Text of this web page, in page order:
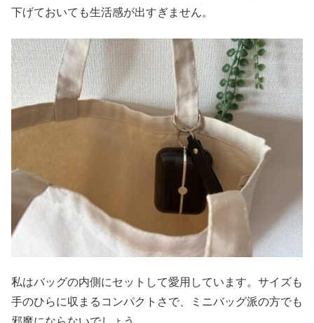
下げておいても生活感が出すぎません。
私はバッグの内側にセットして愛用しています。サイズも
手のひらに収まるコンパクトさで、ミニバッグ派の方でも